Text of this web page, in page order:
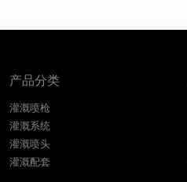
产品分类
灌溉喷枪
灌溉系统
灌溉喷头
灌溉配套